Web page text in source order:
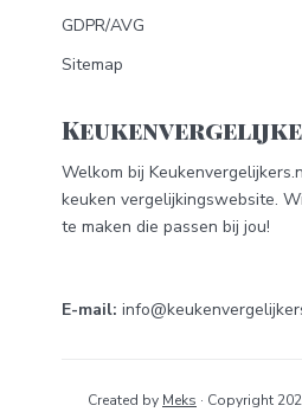
GDPR/AVG
Sitemap
Welkom bij
keuken vergelijkingswebsite.
te maken die passen bij jou!
E-mail:
Created by Meks · Copyright